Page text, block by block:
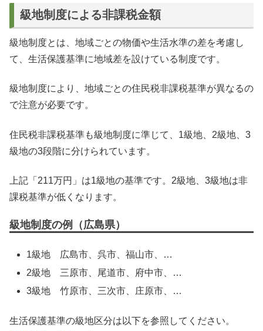
級地制度による非課税金額
級地制度とは、地域ごとの物価や生活水準の差を考慮し
て、生活保護基準に地域差を設けている制度です。
級地制度により、地域ごとの住民税非課税基準が異なるの
で注意が必要です。
住民税非課税基準も級地制度に準じて、1級地、2級地、3
級地の3段階に分けられています。
上記「211万円」は1級地の基準です。2級地、3級地は非
課税基準が低くなります。
級地制度の例（広島県）
1級地 広島市、呉市、福山市、…
2級地 三原市、尾道市、府中市、…
3級地 竹原市、三次市、庄原市、…
生活保護基準の級地区分は以下を参照してください。